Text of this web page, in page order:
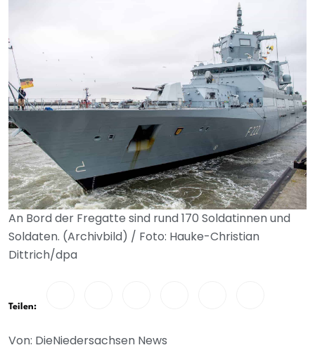
An Bord der Fregatte sind rund 170 Soldatinnen und
Soldaten. (Archivbild) / Foto: Hauke-Christian
Dittrich/dpa
Teilen:
Von: DieNiedersachsen News